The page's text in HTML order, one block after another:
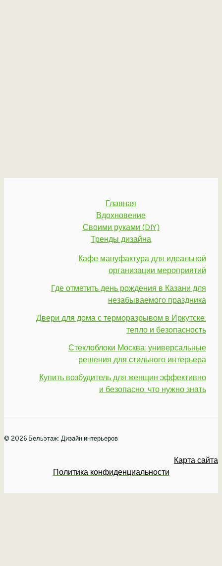
Главная
Вдохновение
Своими руками (DIY)
Тренды дизайна
Кафе мануфактура для идеальной
организации мероприятий
Где отметить день рождения в Казани для
незабываемого праздника
Двери для дома с терморазрывом в Иркутске:
тепло и безопасность
Стеклоблоки Москва: универсальные
решения для стильного интерьера
Купить возбудитель для женщин эффективно
и безопасно: что нужно знать
© 2026 Бельэтаж: Дизайн интерьеров
Карта сайта
Политика конфиденциальности